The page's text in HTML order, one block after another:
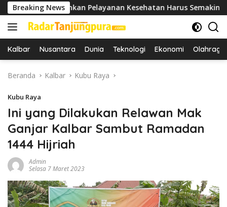
Langsung
ke
konten
Breaking News
Tekankan Pelayanan Kesehatan Harus Semakin Baik
Kalbar Nusantara Dunia Teknologi Ekonomi Olahraga
Beranda Kalbar Kubu Raya
Kubu Raya
Ini yang Dilakukan Relawan Mak
Ganjar Kalbar Sambut Ramadan
1444 Hijriah
Admin
Selasa 7 Maret 2023